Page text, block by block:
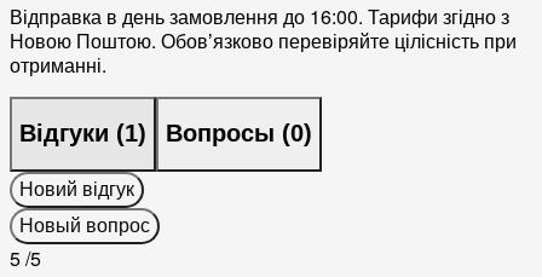
Відправка в день замовлення до 16:00. Тарифи згідно з
Новою Поштою. Обовʼязково перевіряйте цілісність при
отриманні.
Відгуки (1) Вопросы (0)
Новий відгук
Новый вопрос
5/5